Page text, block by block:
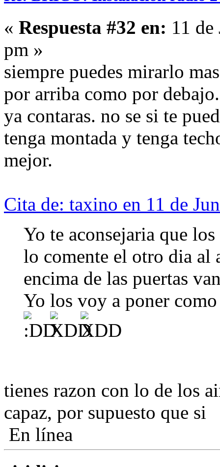
« Respuesta #32 en: 11
pm »
siempre puedes mirarlo
por arriba como por
ya contaras. no se si te
tenga montada y tenga
mejor.
Cita de: taxino en 11 de
Yo te aconsejaria que
lo comente el otro dia al
encima de las puertas
Yo los voy a poner
tienes razon con lo de los
capaz, por supuesto que si
En línea